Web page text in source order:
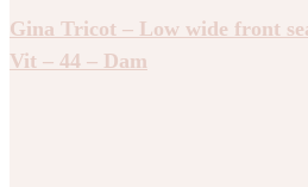
Gina Tricot – Low wide front
Vit – 44 – Dam